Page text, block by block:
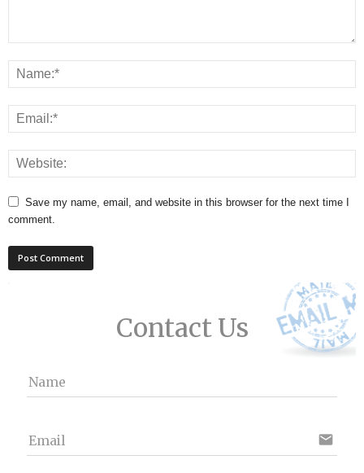
Save my name, email, and website in this browser for the next time I
comment.
Contact Us
Name
Email email